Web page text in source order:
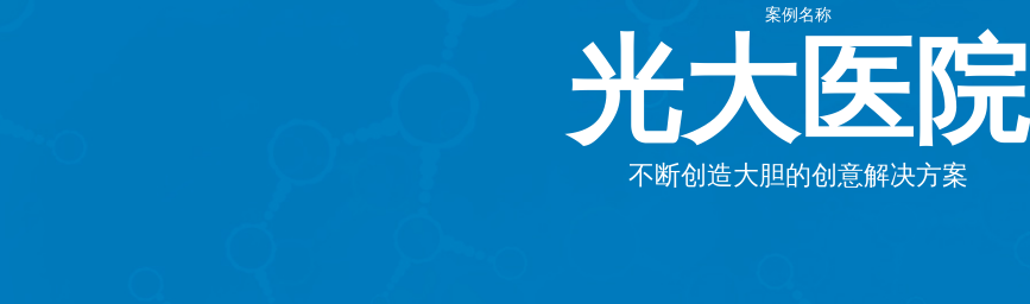
案例名称
光大医院
不断创造大胆的创意解决方案